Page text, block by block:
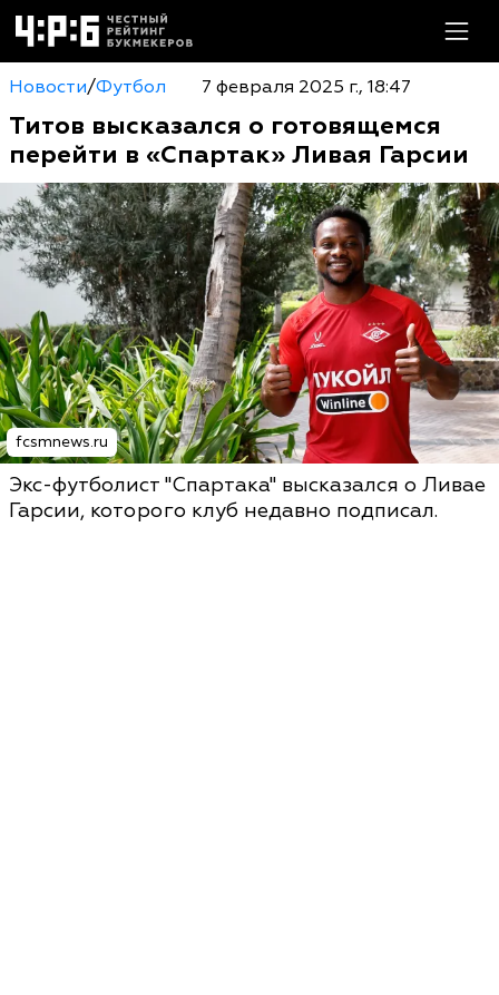
Новости/Футбол 7 февраля 2025 г., 18:47
Титов высказался о готовящемся
перейти в «Спартак» Ливая Гарсии
fcsmnews.ru
Экс-футболист "Спартака" высказался о Ливае
Гарсии, которого клуб недавно подписал.